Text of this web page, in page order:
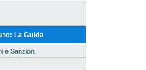
La Guida
e Sanzioni